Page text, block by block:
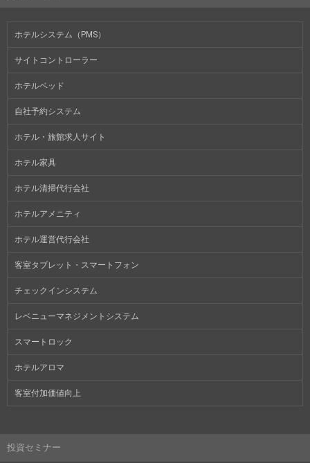
ホテルシステム（PMS）
サイトコントローラー
ホテルベッド
自社予約システム
ホテル・旅館求人サイト
ホテル家具
ホテル清掃代行会社
ホテルアメニティ
ホテル運営代行会社
客室タブレット・スマートフォン
チェックインシステム
レベニューマネジメントシステム
スマートロック
ホテルアロマ
客室付加価値向上
投資セミナー